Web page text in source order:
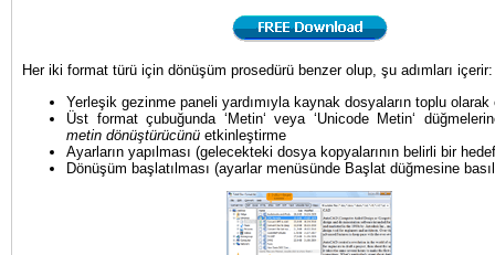
Her iki format türü için dönüşüm prosedürü benzer olup, şu adımları içerir:
Yerleşik gezinme paneli yardımıyla kaynak dosyaların toplu olarak
Üst format çubuğunda ‘Metin‘ veya ‘Unicode Metin‘
metin dönüştürücünü etkinleştirme
Ayarların yapılması (gelecekteki dosya kopyalarının belirli bir
Dönüşüm başlatılması (ayarlar menüsünde Başlat düğmesine